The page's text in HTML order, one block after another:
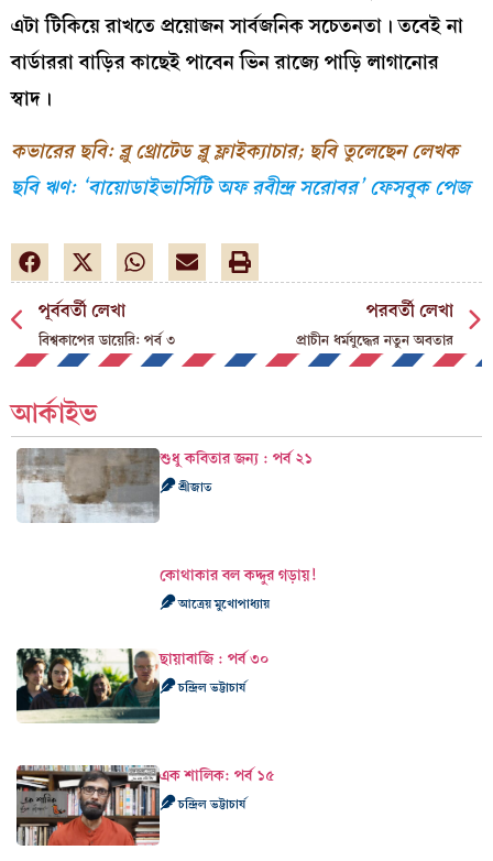
এটা টিকিয়ে রাখতে প্রয়োজন সার্বজনিক সচেতনতা। তবেই না
বার্ডাররা বাড়ির কাছেই পাবেন ভিন রাজ্যে পাড়ি লাগানোর
স্বাদ।
কভারের ছবি: ব্লু থ্রোটেড ব্লু ফ্লাইক্যাচার; ছবি তুলেছেন লেখক
ছবি ঋণ: ‘বায়োডাইভার্সিটি অফ রবীন্দ্র সরোবর’ ফেসবুক পেজ
পূর্ববর্তী লেখা
বিশ্বকাপের ডায়েরি: পর্ব ৩
পরবর্তী লেখা
প্রাচীন ধর্মযুদ্ধের নতুন অবতার
আর্কাইভ
শুধু কবিতার জন্য : পর্ব ২১
শ্রীজাত
কোথাকার বল কদ্দুর গড়ায়!
আত্রেয় মুখোপাধ্যায়
ছায়াবাজি : পর্ব ৩০
চন্দ্রিল ভট্টাচার্য
এক শালিক: পর্ব ১৫
চন্দ্রিল ভট্টাচার্য